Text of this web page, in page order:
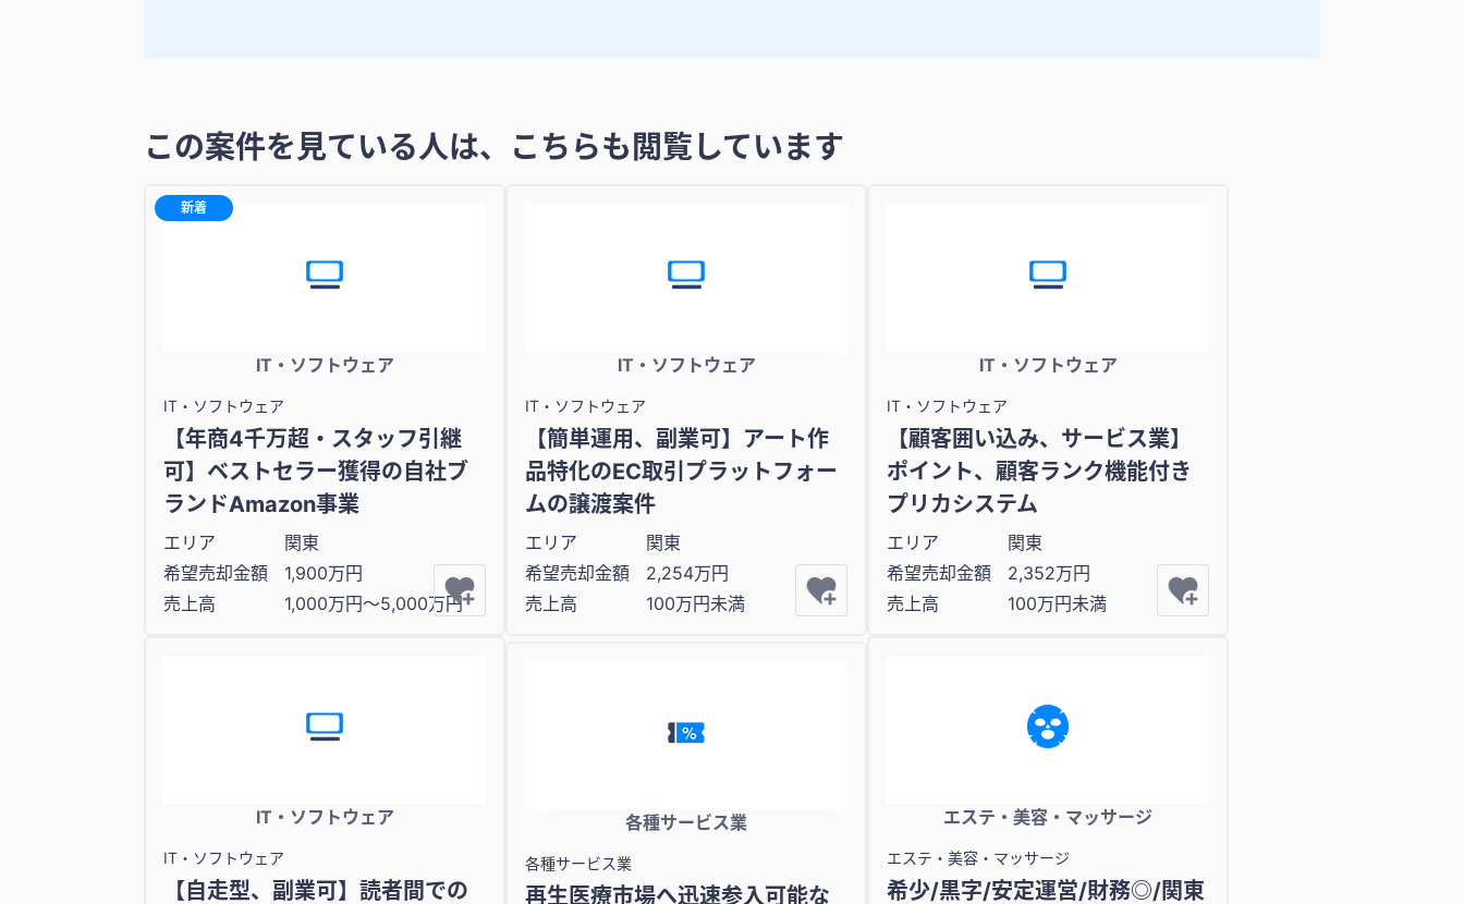
この案件を見ている人は、こちらも閲覧しています
新着
IT・ソフトウェア
IT・ソフトウェア
【年商4千万超・スタッフ引継
可】ベストセラー獲得の自社ブ
ランドAmazon事業
エリア
関東
希望売却金額
1,900万円
売上高
1,000万円〜5,000万円
IT・ソフトウェア
IT・ソフトウェア
【簡単運用、副業可】アート作
品特化のEC取引プラットフォー
ムの譲渡案件
エリア
関東
希望売却金額
2,254万円
売上高
100万円未満
IT・ソフトウェア
IT・ソフトウェア
【顧客囲い込み、サービス業】
ポイント、顧客ランク機能付き
プリカシステム
エリア
関東
希望売却金額
2,352万円
売上高
100万円未満
IT・ソフトウェア
IT・ソフトウェア
【自走型、副業可】読者間での
各種サービス業
各種サービス業
再生医療市場へ迅速参入可能な
エステ・美容・マッサージ
エステ・美容・マッサージ
希少/黒字/安定運営/財務◎/関東